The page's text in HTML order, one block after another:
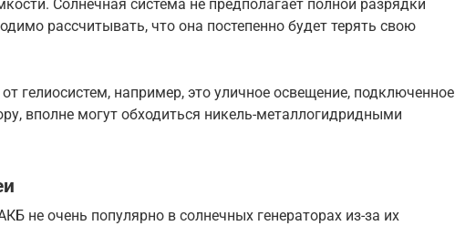
Солнечная система не предполагает полной разрядки
рассчитывать, что она постепенно будет терять свою
гелиосистем, например, это уличное освещение, подключенное
вполне могут обходиться никель-металлогидридными
не очень популярно в солнечных генераторах из-за их